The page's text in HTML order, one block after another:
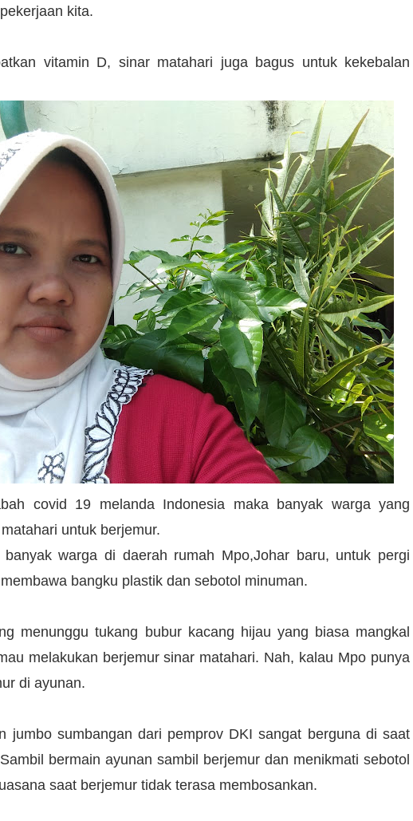
kita.
vitamin D, sinar matahari juga bagus untuk kekebalan
covid 19 melanda Indonesia maka banyak warga yang
untuk berjemur.
warga di daerah rumah Mpo,Johar baru, untuk pergi
bangku plastik dan sebotol minuman.
menunggu tukang bubur kacang hijau yang biasa mangkal
melakukan berjemur sinar matahari. Nah, kalau Mpo punya
di ayunan.
jumbo sumbangan dari pemprov DKI sangat berguna di saat
bermain ayunan sambil berjemur dan menikmati sebotol
saat berjemur tidak terasa membosankan.